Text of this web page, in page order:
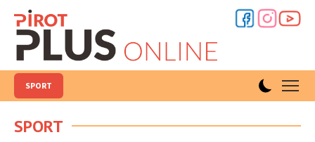
SPORT
SPORT